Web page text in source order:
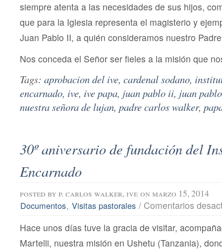
siempre atenta a las necesidades de sus hijos,
que para la Iglesia representa el magisterio y
Juan Pablo II, a quién consideramos nuestro
Nos conceda el Señor ser fieles a la misión que
Tags: aprobacion del ive, cardenal sodano,
encarnado, ive, ive papa, juan pablo ii, juan
nuestra señora de lujan, padre carlos walker,
30º aniversario de fundación del
Encarnado
posted by p. carlos walker, ive on marzo 15, 2014
Documentos, Visitas pastorales / Comentarios
Hace unos días tuve la gracia de visitar,
Martelli, nuestra misión en Ushetu (Tanzania),